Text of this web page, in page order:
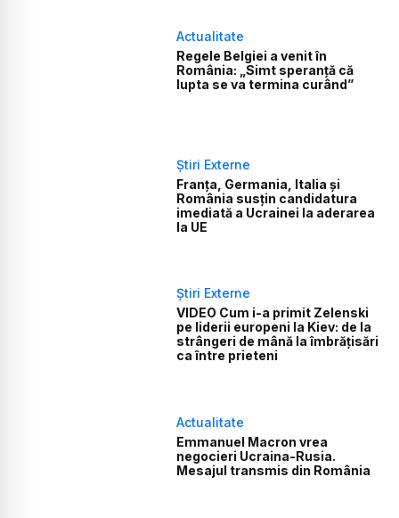
Actualitate
Regele Belgiei a venit în
România: „Simt speranţă că
lupta se va termina curând”
Știri Externe
Franța, Germania, Italia și
România susțin candidatura
imediată a Ucrainei la aderarea
la UE
Știri Externe
VIDEO Cum i-a primit Zelenski
pe liderii europeni la Kiev: de la
strângeri de mână la îmbrățisări
ca între prieteni
Actualitate
Emmanuel Macron vrea
negocieri Ucraina-Rusia.
Mesajul transmis din România